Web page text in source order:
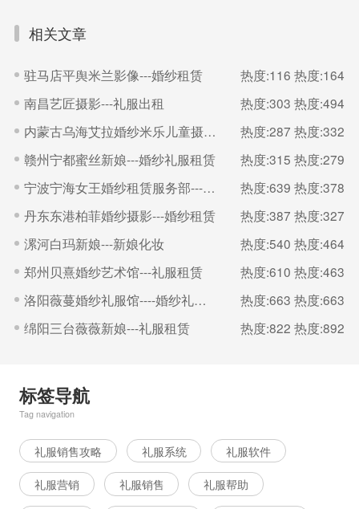
相关文章
驻马店平舆米兰影像---婚纱租赁 热度:116 热度:164
南昌艺匠摄影---礼服出租
热度:303 热度:494
内蒙古乌海艾拉婚纱米乐儿童摄影---婚礼跟妆
热度:287 热度:332
赣州宁都蜜丝新娘---婚纱礼服租赁
热度:315 热度:279
宁波宁海女王婚纱租赁服务部---婚纱租赁
热度:639 热度:378
丹东东港柏菲婚纱摄影---婚纱租赁
热度:387 热度:327
漯河白玛新娘---新娘化妆
热度:540 热度:464
郑州贝熹婚纱艺术馆---礼服租赁
热度:610 热度:463
洛阳薇蔓婚纱礼服馆----婚纱礼服租赁
热度:663 热度:663
绵阳三台薇薇新娘---礼服租赁
热度:822 热度:892
标签导航
Tag navigation
礼服销售攻略 礼服系统 礼服软件
礼服营销 礼服销售 礼服帮助